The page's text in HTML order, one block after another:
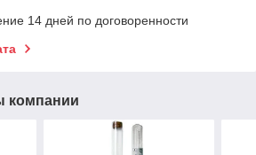
14 дней по договоренности
компании